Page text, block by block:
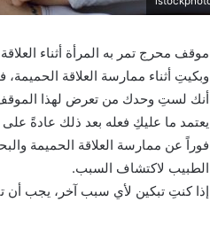
موقف محرج تمر به المرأة أثناء
وبكيتِ أثناء ممارسة العلاقة
أنك لستِ وحدك من تعرض لهذا
يعتمد ما عليكِ فعله بعد ذلك عادةً
فوراً عن ممارسة العلاقة الحميمة
الطبيب لاكتشاف السبب.
إذا كنتِ تبكين لأي سبب آخر، يجب